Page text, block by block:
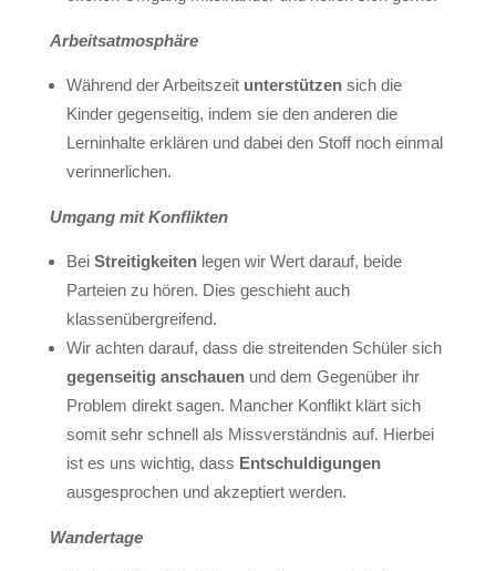
Arbeitsatmosphäre
Während der Arbeitszeit unterstützensich die
Kinder gegenseitig, indem sie den anderen die
Lerninhalte erklären und dabei den Stoff noch einmal
verinnerlichen.
Umgang mit Konflikten
Bei Streitigkeitenlegen wir Wert darauf, beide
Parteien zu hören. Dies geschieht auch
klassenübergreifend.
Wir achten darauf, dass die streitenden Schüler sich
gegenseitig anschauenund dem Gegenüber ihr
Problem direkt sagen. Mancher Konflikt klärt sich
somit sehr schnell als Missverständnis auf. Hierbei
ist es uns wichtig, dass Entschuldigungen
ausgesprochen und akzeptiert werden.
Wandertage